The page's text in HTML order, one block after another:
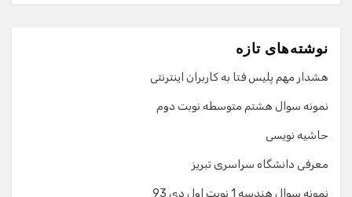
نوشته‌های تازه
هشدار مهم پلیس فتا به کاربران اینترنتی
نمونه سوال هشتم متوسطه نوبت دوم
حاشیه نویسی
معرفی دانشگاه سراسری تبریز
نمونه سوال هندسه 1 نوبت اول دی 93